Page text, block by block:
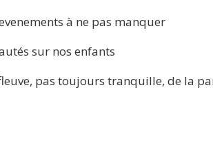
à ne pas manquer
sur nos enfants
pas toujours tranquille, de la